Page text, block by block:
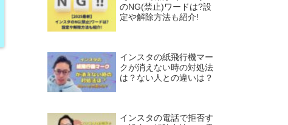
のNG(禁止)ワードは?設
定や解除方法も紹介!
インスタの紙飛行機マー
クが消えない時の対処法
は？ない人との違いは？
インスタの電話で拒否す